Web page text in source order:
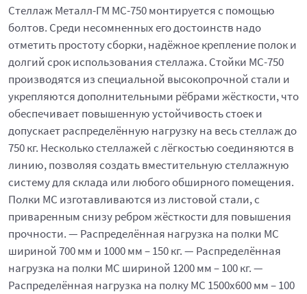
Стеллаж Металл-ГМ МС-750 монтируется с помощью
болтов. Среди несомненных его достоинств надо
отметить простоту сборки, надёжное крепление полок и
долгий срок использования стеллажа. Стойки МС-750
производятся из специальной высокопрочной стали и
укрепляются дополнительными рёбрами жёсткости, что
обеспечивает повышенную устойчивость стоек и
допускает распределённую нагрузку на весь стеллаж до
750 кг. Несколько стеллажей с лёгкостью соединяются в
линию, позволяя создать вместительную стеллажную
систему для склада или любого обширного помещения.
Полки МС изготавливаются из листовой стали, с
приваренным снизу ребром жёсткости для повышения
прочности. — Распределённая нагрузка на полки МС
шириной 700 мм и 1000 мм – 150 кг. — Распределённая
нагрузка на полки МС шириной 1200 мм – 100 кг. —
Распределённая нагрузка на полку МС 1500х600 мм – 100